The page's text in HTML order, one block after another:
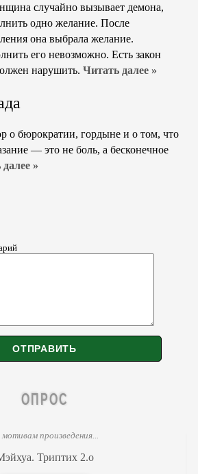
случайно вызывает демона,
одно желание. После
она выбрала желание.
его невозможно. Есть закон
нарушить. Читать далее »
о бюрократии, гордыне и о том, что
— это не боль, а бесконечное
»
ОПРОС
произведения...
Триптих 2.o